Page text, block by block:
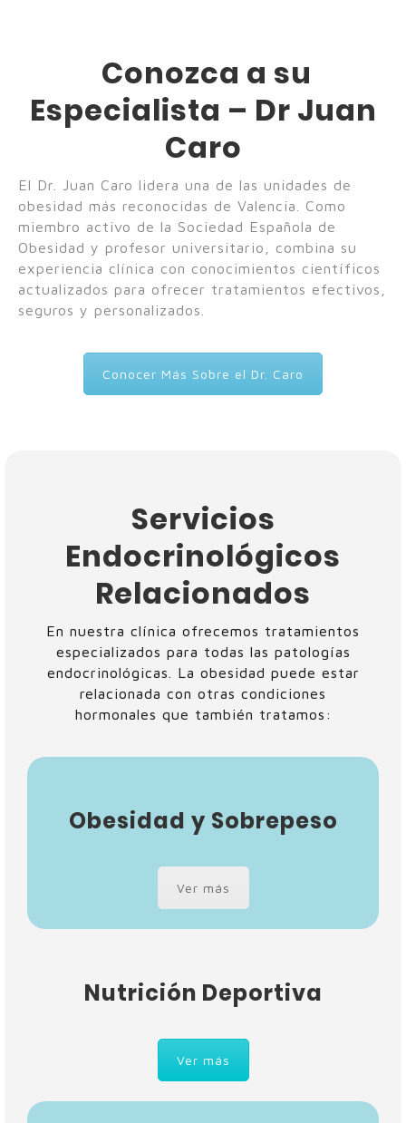
Conozca a su
Especialista – Dr Juan
Caro
El Dr. Juan Caro lidera una de las unidades de
obesidad más reconocidas de Valencia. Como
miembro activo de la Sociedad Española de
Obesidad y profesor universitario, combina su
experiencia clínica con conocimientos científicos
actualizados para ofrecer tratamientos efectivos,
seguros y personalizados.
Conocer Más Sobre el Dr. Caro
Servicios
Endocrinológicos
Relacionados
En nuestra clínica ofrecemos tratamientos
especializados para todas las patologías
endocrinológicas. La obesidad puede estar
relacionada con otras condiciones
hormonales que también tratamos:
Obesidad y Sobrepeso
Ver más
Nutrición Deportiva
Ver más